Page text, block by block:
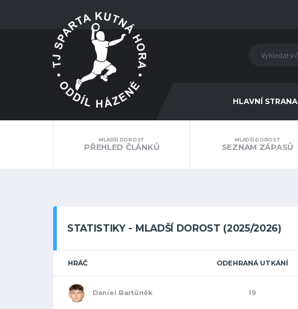
HLAVNÍ STRANA
MLADŠÍ DOROST
PŘEHLED ČLÁNKŮ
MLADŠÍ DOROST
SEZNAM ZÁPASŮ
STATISTIKY - MLADŠÍ DOROST (2025/2026)
HRÁČ ODEHRANÁ UTKÁNÍ
Daniel Bartůněk 19